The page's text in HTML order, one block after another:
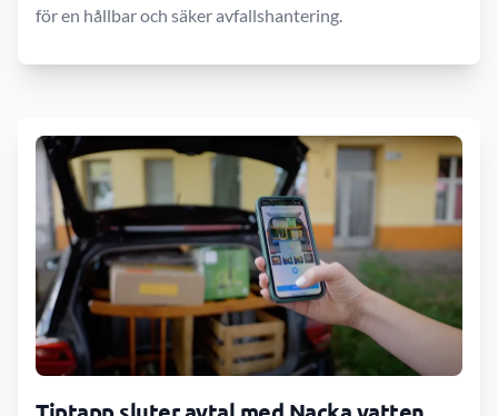
för en hållbar och säker avfallshantering.